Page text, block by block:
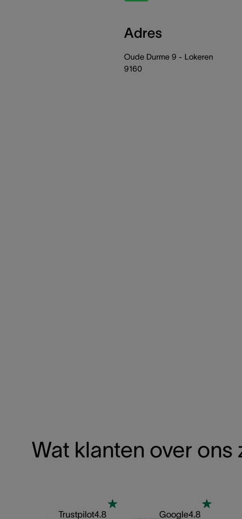
Adres
Oude Durme 9 - Lokeren
9160
Wat klanten over ons
Trustpilot4.8 Google4.8